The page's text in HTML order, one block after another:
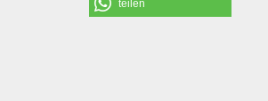
Spezialwerkzeug
teilen